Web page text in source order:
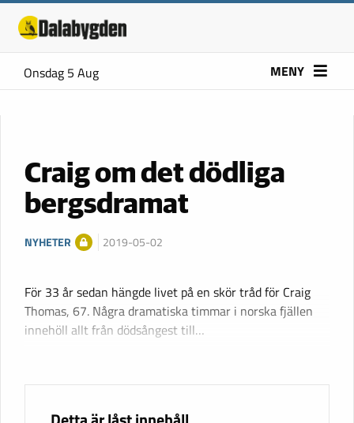
Onsdag 5 Aug MENY
Craig om det dödliga
bergsdramat
NYHETER 2019-05-02
För 33 år sedan hängde livet på en skör tråd för Craig
Thomas, 67. Några dramatiska timmar i norska fjällen
innehöll allt från dödsångest till…